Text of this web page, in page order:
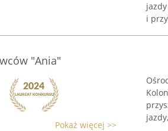
i
"Ania"
Pokaż więcej >>